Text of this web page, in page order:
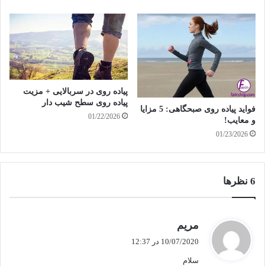
فواید پیاده روی صبحگاهی: 5 مزایا
و معایب!
01/23/2026
پیاده روی در سربالایی + مزیت
پیاده روی سطح شیب دار
01/22/2026
‫6 نظرها
مریم
10/07/2020 در 12:37
سلام